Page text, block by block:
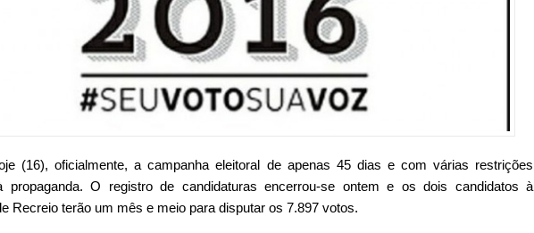
(16), oficialmente, a campanha eleitoral de apenas 45 dias e com várias restrições
propaganda. O registro de candidaturas encerrou-se ontem e os dois candidatos à
Recreio terão um mês e meio para disputar os 7.897 votos.